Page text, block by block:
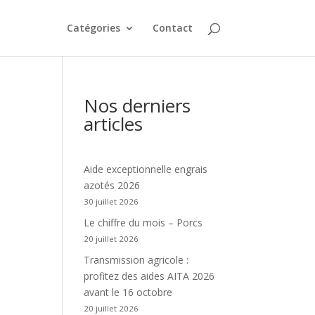
Catégories Contact
Nos derniers
articles
Aide exceptionnelle engrais
azotés 2026
30 juillet 2026
Le chiffre du mois – Porcs
20 juillet 2026
Transmission agricole :
profitez des aides AITA 2026
avant le 16 octobre
20 juillet 2026